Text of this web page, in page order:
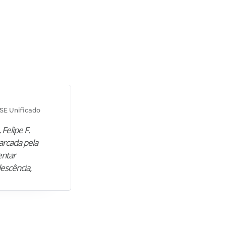
Unificado
Felipe F.
pela